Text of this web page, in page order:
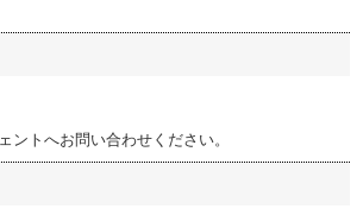
ントへお問い合わせください。